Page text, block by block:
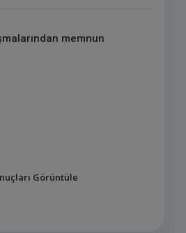
memnun
Görüntüle